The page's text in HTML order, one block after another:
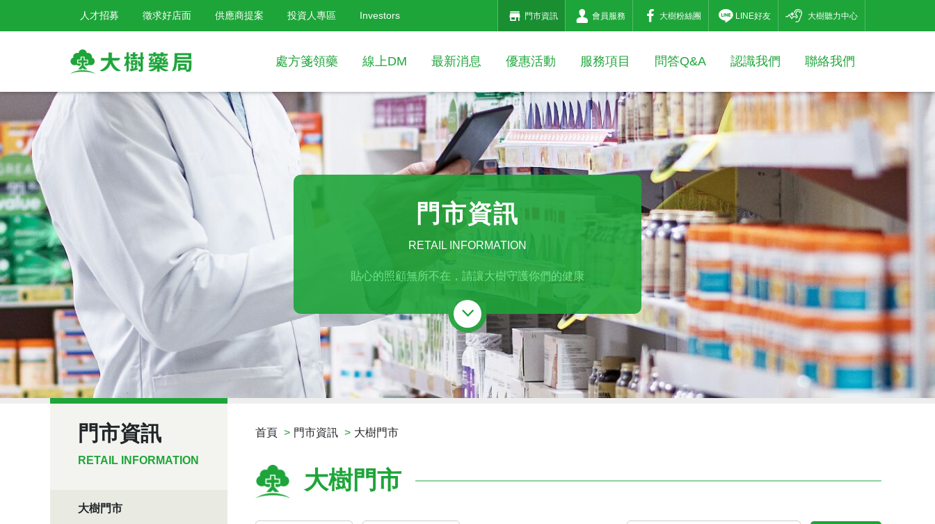
樹
連
鎖
藥
局
人才招募 徵求好店面 供應商提案 投資人專區 Investors 門市資訊 會員服務 大樹粉絲團 LINE好友 大樹聽力中心
處方箋領藥 線上DM 最新消息 優惠活動 服務項目 問答Q&A 認識我們 聯絡我們
門市資訊
RETAIL INFORMATION
貼心的照顧無所不在，請讓大樹守護你們的健康
門市資訊
RETAIL INFORMATION
大樹門市
首頁 門市資訊 大樹門市
大樹門市